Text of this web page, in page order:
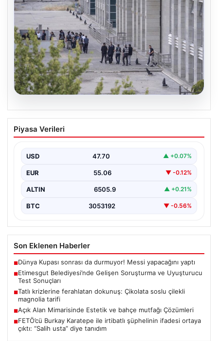
Etimesgut Belediyesi’nde Gelişen
Soruşturma ve Uyuşturucu Test
Son günlerde yayılan haberler, Etimesgut
seriyor. Soruşturma kapsamında,…
Piyasa Verileri
USD 47.70 ▲ +0.07%
EUR 55.06 ▼ -0.12%
ALTIN 6505.9 ▲ +0.21%
BTC 3053192 ▼ -0.56%
Son Eklenen Haberler
■Dünya Kupası sonrası da durmuyor! Messi yapacağını yaptı
■Etimesgut Belediyesi’nde Gelişen Soruşturma ve Uyuşturucu
Test Sonuçları
■Tatlı krizlerine ferahlatan dokunuş: Çikolata soslu çilekli
magnolia tarifi
■Açık Alan Mimarisinde Estetik ve bahçe mutfağı Çözümleri
■FETÖ’cü Burkay Karatepe ile irtibatlı şüphelinin ifadesi ortaya
çıktı: “Salih usta” diye tanıdım